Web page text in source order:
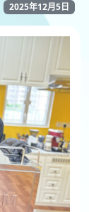
2025年12月5日